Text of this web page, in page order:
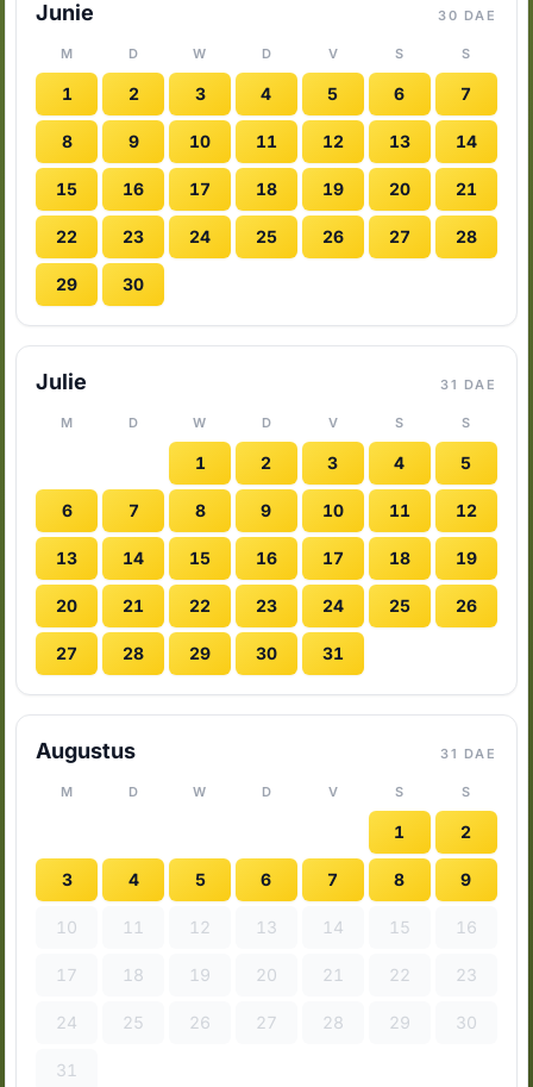
Junie 30 DAE
M D W D V S S
1 2 3 4 5 6 7
8 9 10 11 12 13 14
15 16 17 18 19 20 21
22 23 24 25 26 27 28
29 30
Julie 31 DAE
M D W D V S S
1 2 3 4 5
6 7 8 9 10 11 12
13 14 15 16 17 18 19
20 21 22 23 24 25 26
27 28 29 30 31
Augustus 31 DAE
M D W D V S S
1 2
3 4 5 6 7 8 9
10 11 12 13 14 15 16
17 18 19 20 21 22 23
24 25 26 27 28 29 30
31